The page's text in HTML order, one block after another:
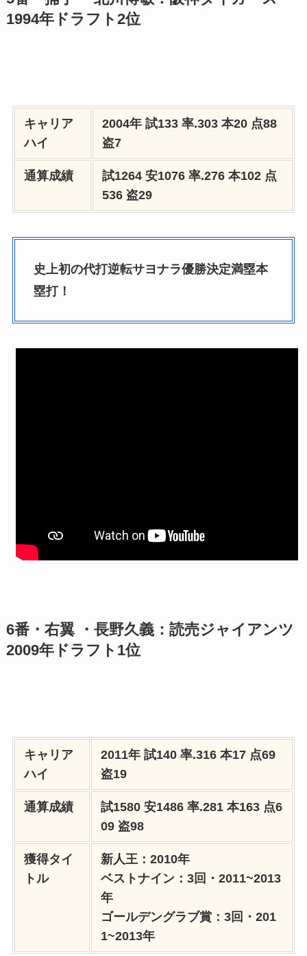
1994年ドラフト2位
キャリア
ハイ
2004年 試133 率.303 本20 点88
盗7
通算成績
試1264 安1076 率.276 本102 点
536 盗29
史上初の代打逆転サヨナラ優勝決定満塁本
塁打！
6番・右翼 ・長野久義：読売ジャイアンツ
2009年ドラフト1位
キャリア
ハイ
2011年 試140 率.316 本17 点69
盗19
通算成績
試1580 安1486 率.281 本163 点6
09 盗98
獲得タイ
トル
新人王：2010年
ベストナイン：3回・2011~2013
年
ゴールデングラブ賞：3回・201
1~2013年